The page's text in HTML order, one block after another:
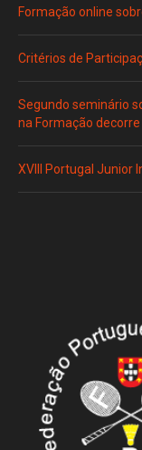
Formação online
Critérios de
Segundo seminário
na Formação
XVIII Portugal Junior